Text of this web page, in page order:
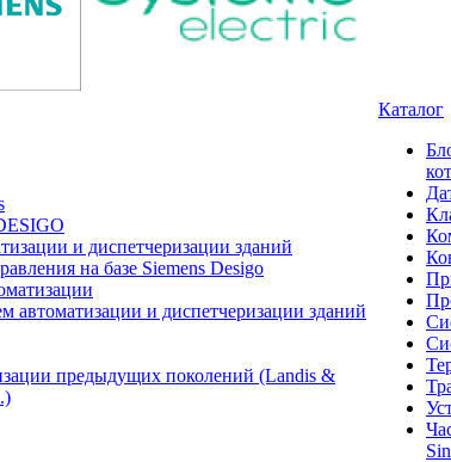
и диспетчеризации зданий
на базе Siemens Desigo
автоматизации и диспетчеризации зданий
предыдущих поколений (Landis &
Каталог